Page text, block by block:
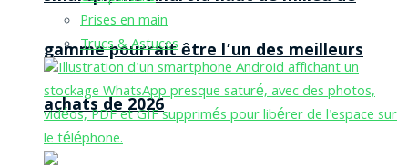
gamme pourrait être l’un des meilleurs
achats de 2026
Prises en main
Trucs & Astuces